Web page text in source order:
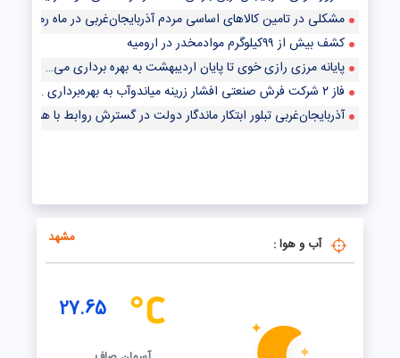
مشکلی در تامین کالاهای اساسی مردم آذربایجان‌غربی در ماه رمضان وجود
کشف بیش از ۹۹کیلوگرم موادمخدر در ارومیه
پایانه مرزی رازی خوی تا پایان اردیبهشت به بهره برداری می‌رسد
فاز ۲ شرکت فرش صنعتی افشار زرینه میاندوآب به بهره‌برداری رسید
آذربایجان‌غربی تبلور ابتکار ماندگار دولت در گسترش روابط با همسایگان‌
آب و هوا : مشهد
27.65